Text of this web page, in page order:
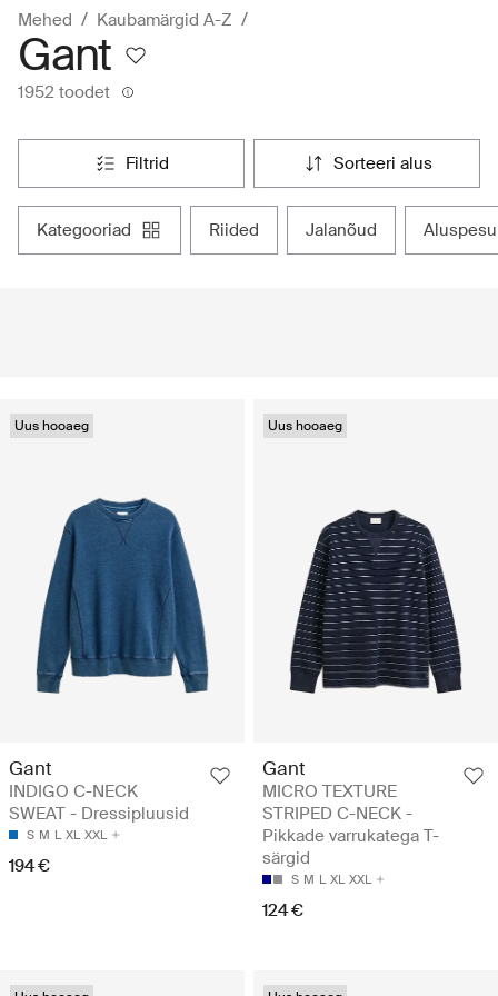
Mehed Kaubamärgid A-Z
Gant
1952 toodet
filtrid sorteeri alus
kategooriad riided jalanõud aluspesu
Uus hooaeg
Gant
INDIGO C-NECK
SWEAT - Dressipluusid
S M L XL XXL
194 €
Uus hooaeg
Gant
MICRO TEXTURE
STRIPED C-NECK -
Pikkade varrukatega T-
särgid
S M L XL XXL
124 €